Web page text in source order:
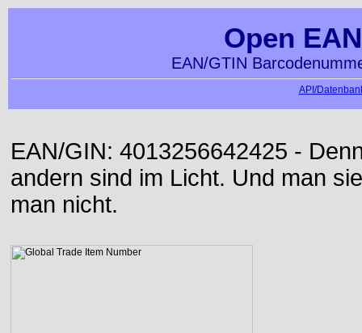
Open
EAN/GTIN
API/
EAN/GIN: 4013256642425 -
andern sind im Licht. Und man
man nicht.